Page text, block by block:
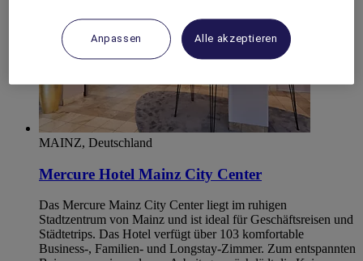
MAINZ, Deutschland
Mercure Hotel Mainz City Center
Das Mercure Mainz City Center liegt im ruhigen
Stadtzentrum von Mainz und ist ideal für Geschäftsreisen und
Städtetrips. Das Hotel verfügt über 103 komfortable
Business-, Familien- und Longstay-Zimmer. Zum entspannten
Anpassen Alle akzeptieren